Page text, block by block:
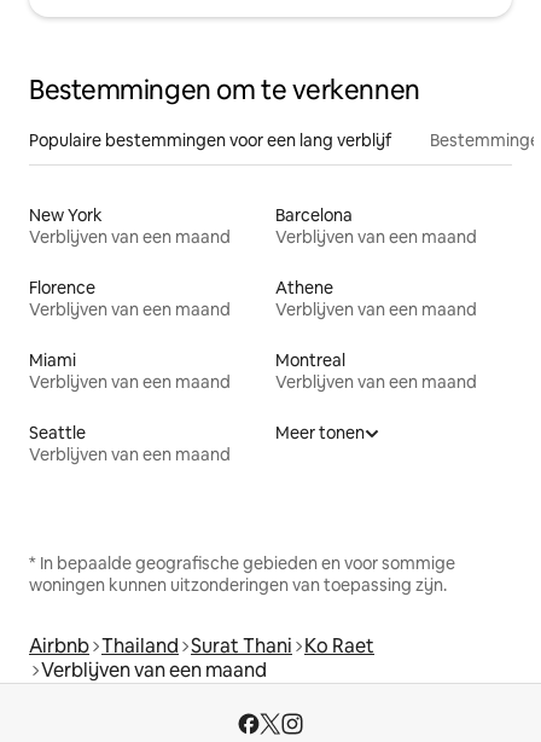
Bestemmingen om te verkennen
Populaire bestemmingen voor een lang verblijf
New York
Verblijven van een maand
Barcelona
Verblijven van een maand
Florence
Verblijven van een maand
Athene
Verblijven van een maand
Miami
Verblijven van een maand
Montreal
Verblijven van een maand
Seattle
Verblijven van een maand
Meer tonen
* In bepaalde geografische gebieden en voor sommige
woningen kunnen uitzonderingen van toepassing zijn.
Airbnb Thailand Surat Thani Ko Raet
Verblijven van een maand